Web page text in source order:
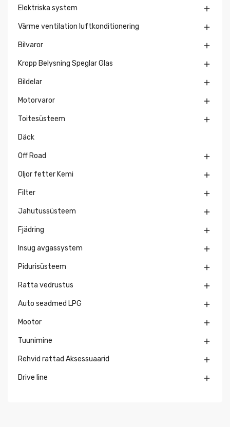
Elektriska system 
Värme ventilation luftkonditionering 
Bilvaror 
Kropp Belysning Speglar Glas 
Bildelar 
Motorvaror 
Toitesüsteem 
Däck
Off Road 
Oljor fetter Kemi 
Filter 
Jahutussüsteem 
Fjädring 
Insug avgassystem 
Pidurisüsteem 
Ratta vedrustus 
Auto seadmed LPG 
Mootor 
Tuunimine 
Rehvid rattad Aksessuaarid 
Drive line 